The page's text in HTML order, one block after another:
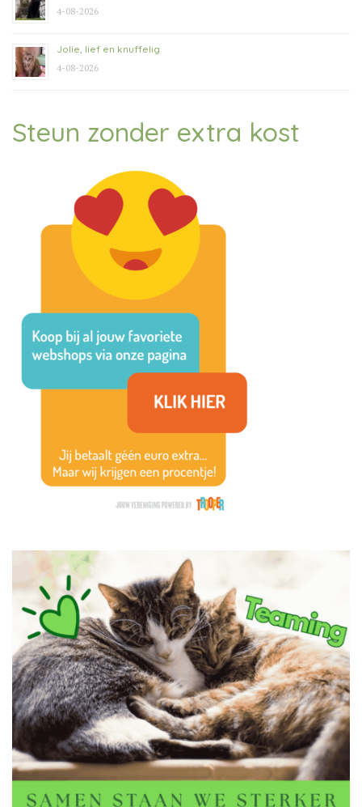
4-08-2026
Jolie, lief en knuffelig
4-08-2026
Steun zonder extra kost